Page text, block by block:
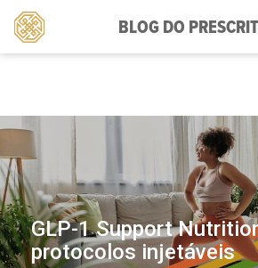
BLOG DO
Pesquisar
por:
GLP-1 Support
protocolos injetáveis